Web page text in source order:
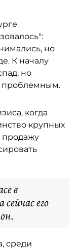
но
К началу
но
проблемным.
когда
крупных
продажу
в
его
среди